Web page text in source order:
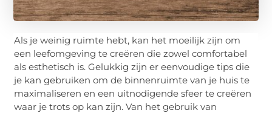
Als je weinig ruimte hebt, kan het moeilijk zijn om
een leefomgeving te creëren die zowel comfortabel
als esthetisch is. Gelukkig zijn er eenvoudige tips die
je kan gebruiken om de binnenruimte van je huis te
maximaliseren en een uitnodigende sfeer te creëren
waar je trots op kan zijn. Van het gebruik van